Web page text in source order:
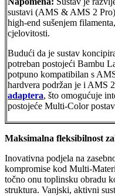
sustavi (AMS & AMS 2
high-end sušenjem
cjelovitosti.
Budući da je sustav
potreban postojeći Bambu
potpuno kompatibilan s
hardvera podržan je i AMS
adaptera, što omogućuje
postojeće Multi-Color
Maksimalna fleksibilnost
Inovativna podjela na
kompromise kod Multi-
točno onu toplinsku obradu
struktura. Vanjski, aktivni